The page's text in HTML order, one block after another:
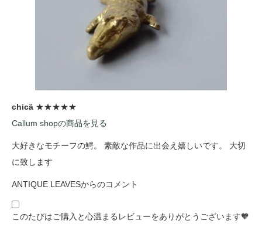
chicä ★★★★★
Callum shopの商品を見る
大好きなモチーフの鰐。 素敵な作品に出会え嬉しいです。 大切
に致します
ANTIQUE LEAVESからのコメント
このたびはご購入と心温まるレビューをありがとうございます🧡